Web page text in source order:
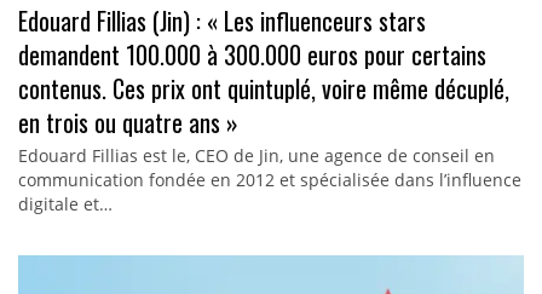
Edouard Fillias (Jin) : « Les influenceurs stars
demandent 100.000 à 300.000 euros pour certains
contenus. Ces prix ont quintuplé, voire même décuplé,
en trois ou quatre ans »
Edouard Fillias est le, CEO de Jin, une agence de conseil en
communication fondée en 2012 et spécialisée dans l’influence
digitale et…